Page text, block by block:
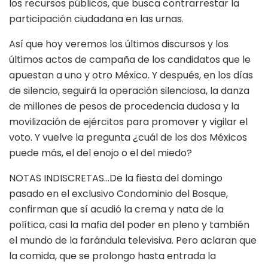
los recursos públicos, que busca contrarrestar la
participación ciudadana en las urnas.
Así que hoy veremos los últimos discursos y los
últimos actos de campaña de los candidatos que le
apuestan a uno y otro México. Y después, en los días
de silencio, seguirá la operación silenciosa, la danza
de millones de pesos de procedencia dudosa y la
movilización de ejércitos para promover y vigilar el
voto. Y vuelve la pregunta ¿cuál de los dos Méxicos
puede más, el del enojo o el del miedo?
NOTAS INDISCRETAS…De la fiesta del domingo
pasado en el exclusivo Condominio del Bosque,
confirman que sí acudió la crema y nata de la
política, casi la mafia del poder en pleno y también
el mundo de la farándula televisiva. Pero aclaran que
la comida, que se prolongo hasta entrada la